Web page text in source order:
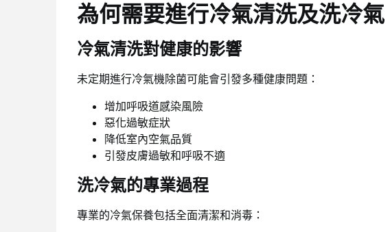
為何需要進行冷氣清洗及洗冷氣
冷氣清洗對健康的影響
未定期進行冷氣機除菌可能會引發多種健康問題：
增加呼吸道感染風險
惡化過敏症狀
降低室內空氣品質
引發皮膚過敏和呼吸不適
洗冷氣的專業過程
專業的冷氣保養包括全面清潔和消毒：